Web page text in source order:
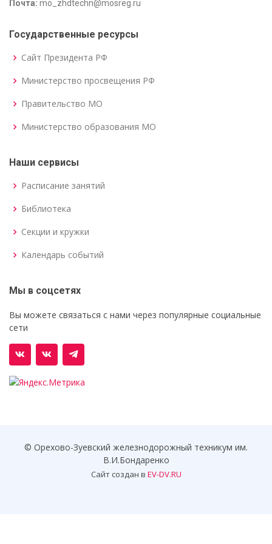
Почта: mo_zhdtechn@mosreg.ru
Государственные ресурсы
Сайт Президента РФ
Министерство просвещения РФ
Правительство МО
Министерство образования МО
Наши сервисы
Расписание занятий
Библиотека
Секции и кружки
Календарь событий
Мы в соцсетях
Вы можете связаться с нами через популярные социальные
сети
© Орехово-Зуевский железнодорожный техникум им.
В.И.Бондаренко
Сайт создан в EV-DV.RU